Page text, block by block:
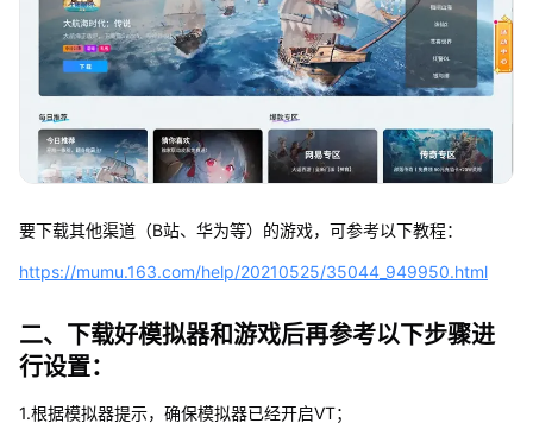
要下载其他渠道（B站、华为等）的游戏，可参考以下教程：
https://mumu.163.com/help/20210525/35044_949950.html
二、下载好模拟器和游戏后再参考以下步骤进
行设置：
1.根据模拟器提示，确保模拟器已经开启VT；